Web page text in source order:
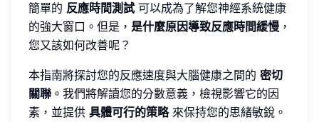
簡單的 反應時間測試可以成為了解您神經系統健康
的強大窗口。但是， 是什麼原因導致反應時間緩慢 ，
您又該如何改善呢？
本指南將探討您的反應速度與大腦健康之間的 密切
關聯 。我們將解讀您的分數意義，檢視影響它的因
素，並提供 具體可行的策略來保持您的思緒敏銳。